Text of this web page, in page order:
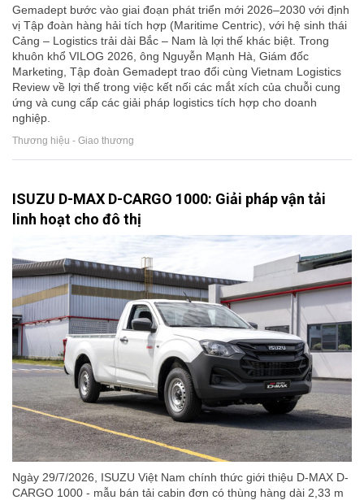
Gemadept bước vào giai đoạn phát triển mới 2026–2030 với định
vị Tập đoàn hàng hải tích hợp (Maritime Centric), với hệ sinh thái
Cảng – Logistics trải dài Bắc – Nam là lợi thế khác biệt. Trong
khuôn khổ VILOG 2026, ông Nguyễn Mạnh Hà, Giám đốc
Marketing, Tập đoàn Gemadept trao đổi cùng Vietnam Logistics
Review về lợi thế trong việc kết nối các mắt xích của chuỗi cung
ứng và cung cấp các giải pháp logistics tích hợp cho doanh
nghiệp.
Thương hiệu - Giao thương
ISUZU D-MAX D-CARGO 1000: Giải pháp vận tải
linh hoạt cho đô thị
Ngày 29/7/2026, ISUZU Việt Nam chính thức giới thiệu D-MAX D-
CARGO 1000 - mẫu bán tải cabin đơn có thùng hàng dài 2,33 m